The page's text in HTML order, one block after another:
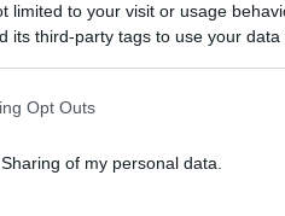
limited to your visit or usage
its third-party tags to use your
Opt Outs
of my personal data.
Alaska 6000 del 1998. Fino al
una soluzione alternativa? GR 51
bene quelle che montava la